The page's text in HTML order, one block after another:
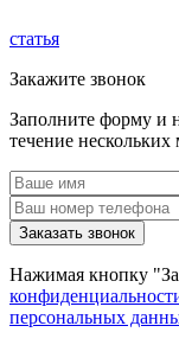
статья
Закажите звонок
Заполните форму и
течение нескольких
Нажимая кнопку
персональных